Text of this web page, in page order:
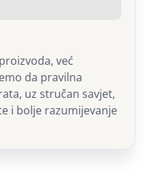
već
da pravilna
uz stručan savjet,
i bolje razumijevanje